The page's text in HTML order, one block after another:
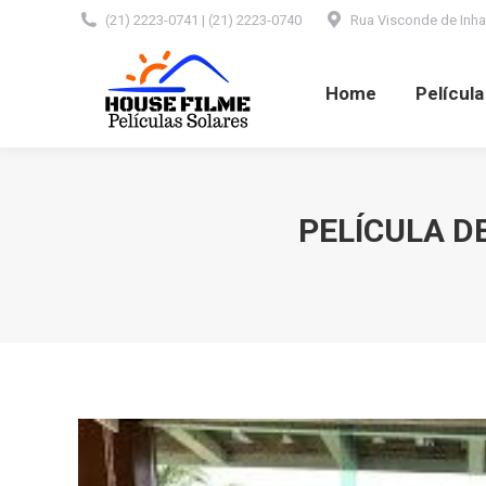
(21) 2223-0741 | (21) 2223-0740 Rua Visconde de
Home
PELÍCULA
Home Película Automotiva